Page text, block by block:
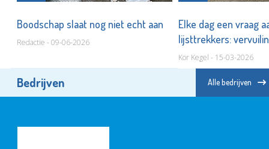
Boodschap slaat nog niet echt aan
Redactie - 09-06-2026
Elke dag een vraag
lijsttrekkers:
Kor Kegel - 15-03-2026
Bedrijven Alle bedrijven